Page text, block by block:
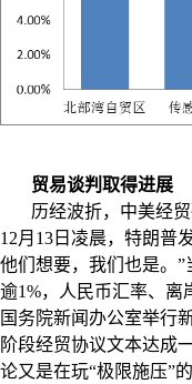
贸易谈判取得进展
历经波折，中美经
12月 13 日凌晨，特朗普
他们想要，我们也是。”
逾1%，人民币汇率、离
国务院新闻办公室举行
阶段经贸协议文本达成
论又是在玩“极限施压”的